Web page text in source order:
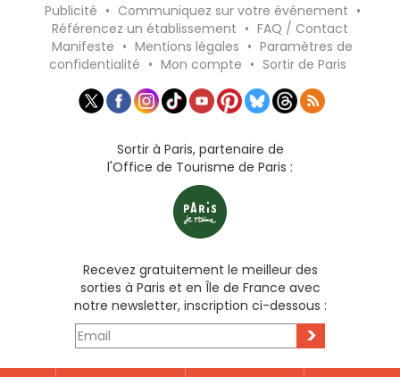
Publicité • Communiquez sur votre événement •
Référencez un établissement • FAQ / Contact
Manifeste • Mentions légales • Paramètres de
confidentialité • Mon compte • Sortir de Paris
Sortir à Paris, partenaire de
l'Office de Tourisme de Paris :
Recevez gratuitement le meilleur des
sorties à Paris et en Île de France avec
notre newsletter, inscription ci-dessous :
>